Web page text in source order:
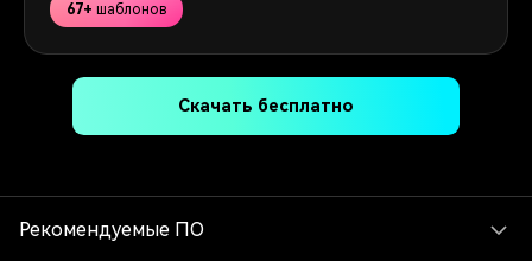
67+ шаблонов
Скачать бесплатно
Рекомендуемые ПО